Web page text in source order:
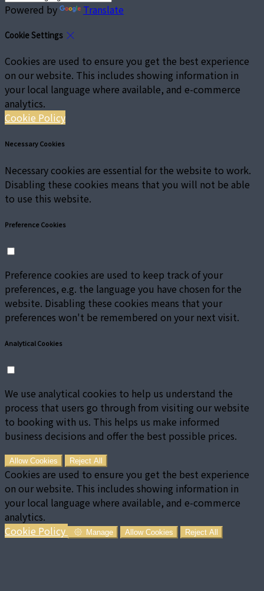
Powered by Translate
Cookie Settings
Cookies are used to ensure you get the best experience
on our website. This includes showing information in
your local language where available, and e-commerce
analytics.
Cookie Policy
Necessary Cookies
Necessary cookies are essential for the website to work.
Disabling these cookies means that you will not be able
to use this website.
Preference Cookies
Preference cookies are used to keep track of your
preferences, e.g. the language you have chosen for the
website. Disabling these cookies means that your
preferences won't be remembered on your next visit.
Analytical Cookies
We use analytical cookies to help us understand the
process that users go through from visiting our website
to booking with us. This helps us make informed
business decisions and offer the best possible prices.
Allow Cookies Reject All
Cookies are used to ensure you get the best experience
on our website. This includes showing information in
your local language where available, and e-commerce
analytics.
Cookie Policy
Manage Allow Cookies Reject All